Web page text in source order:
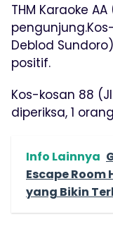
THM Karaoke
Deblod
positif.
Kos-kosan 88
diperiksa, 1
Info Lainnya
Escape
yang Bikin